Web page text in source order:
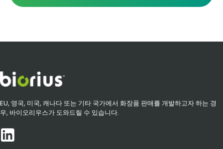
EU, 영국, 미국, 캐나다 또는 기타 국가에서 화장품 판매를 개발하고자 하는 경
우, 바이오리우스가 도와드릴 수 있습니다.